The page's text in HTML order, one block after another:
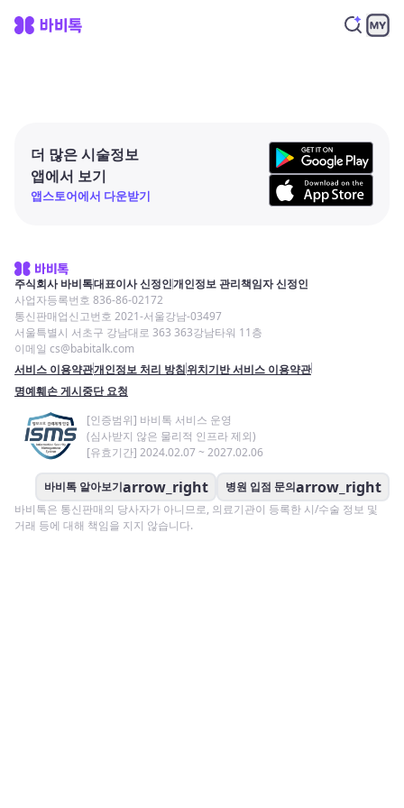
더 많은 시술정보
앱에서 보기
앱스토어에서 다운받기
주식회사 바비톡대표이사 신정인개인정보 관리책임자 신정인
사업자등록번호 836-86-02172
통신판매업신고번호 2021-서울강남-03497
서울특별시 서초구 강남대로 363 363강남타워 11층
이메일 cs@babitalk.com
서비스 이용약관개인정보 처리 방침위치기반 서비스 이용약관
명예훼손 게시중단 요청
[인증범위] 바비톡 서비스 운영
(심사받지 않은 물리적 인프라 제외)
[유효기간] 2024.02.07 ~ 2027.02.06
바비톡 알아보기arrow_right 병원 입점 문의arrow_right
바비톡은 통신판매의 당사자가 아니므로, 의료기관이 등록한 시/수술 정보 및
거래 등에 대해 책임을 지지 않습니다.